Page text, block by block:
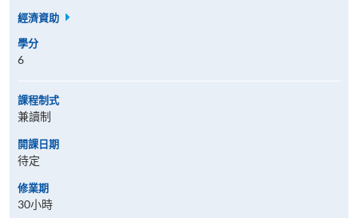
經濟資助
學分
6
課程制式
兼讀制
開課日期
待定
修業期
30小時